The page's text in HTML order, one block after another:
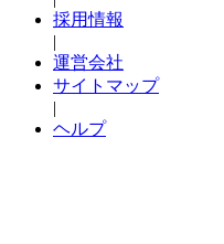
採用情報
|
運営会社
サイトマップ
|
ヘルプ